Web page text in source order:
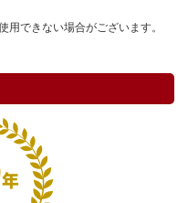
できない場合がございます。